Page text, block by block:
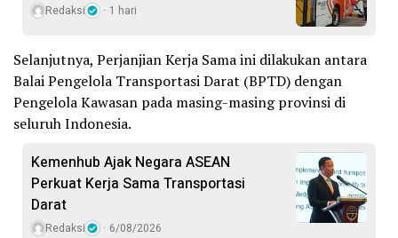
Redaksi 1 hari
Selanjutnya, Perjanjian Kerja Sama ini dilakukan antara
Balai Pengelola Transportasi Darat (BPTD) dengan
Pengelola Kawasan pada masing-masing provinsi di
seluruh Indonesia.
Kemenhub Ajak Negara ASEAN
Perkuat Kerja Sama Transportasi
Darat
Redaksi 6/08/2026